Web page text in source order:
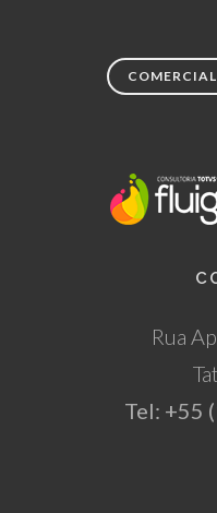
Rua
Tel: +55